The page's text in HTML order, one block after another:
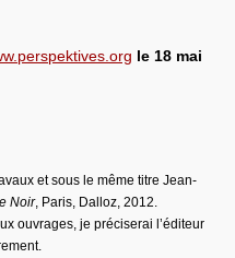
le 18 mai
et sous le même titre Jean-
Noir, Paris, Dalloz, 2012.
ouvrages, je préciserai l’éditeur